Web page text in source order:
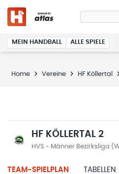
MEIN HANDBALL ALLE SPIELE
Home Vereine HF Köllertal
HF KÖLLERTAL 2
HVS - Männer Bezirksliga
TEAM-SPIELPLAN TABELLEN